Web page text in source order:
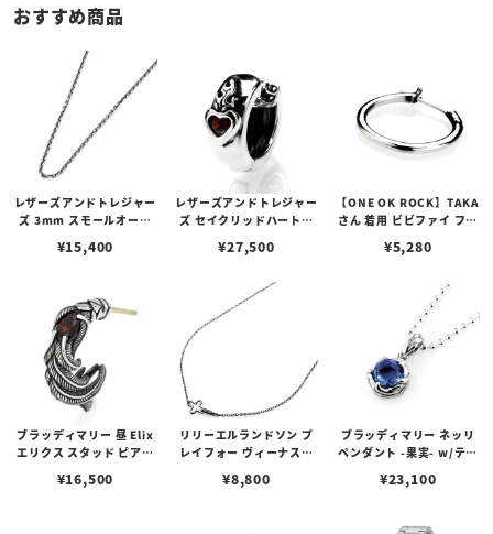
おすすめ商品
レザーズアンドトレジャー
ズ 3mm スモールオーバ
ブスタークラスプ＆LTロ
¥15,400
レザーズアンドトレジャー
ズ セイクリッドハートピ
¥27,500
【ONE OK ROCK】TAKA
さん 着用 ビビファイ フー
¥5,280
ブラッディマリー 昼 Elix
エリクス スタッド ピアス
¥16,500
リリーエルランドソン プ
レイフォー ヴィーナスチ
¥8,800
ブラッディマリー ネッリ
ペンダント -果実- w/ティ
¥23,100